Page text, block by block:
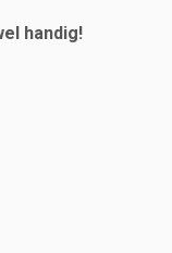
handig!